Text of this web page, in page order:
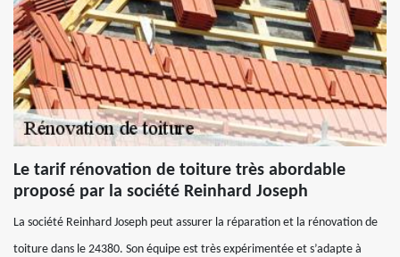
Le tarif rénovation de toiture très abordable
proposé par la société Reinhard Joseph
La société Reinhard Joseph peut assurer la réparation et la rénovation de
toiture dans le 24380. Son équipe est très expérimentée et s’adapte à